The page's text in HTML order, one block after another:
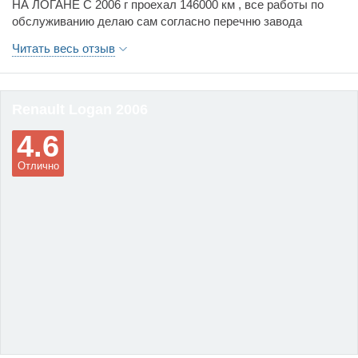
разбоалтываются.На трассе не хватает 6 передачи
НА ЛОГАНЕ С 2006 г проехал 146000 км , все работы по
обслуживанию делаю сам согласно перечню завода
надежная за 9 лет ни разу не делал "развал- схождение",
до этого была 2109 развал делал обычно два раза в год
учитывая наши дороги.
Читать весь отзыв
Отлично
4.6